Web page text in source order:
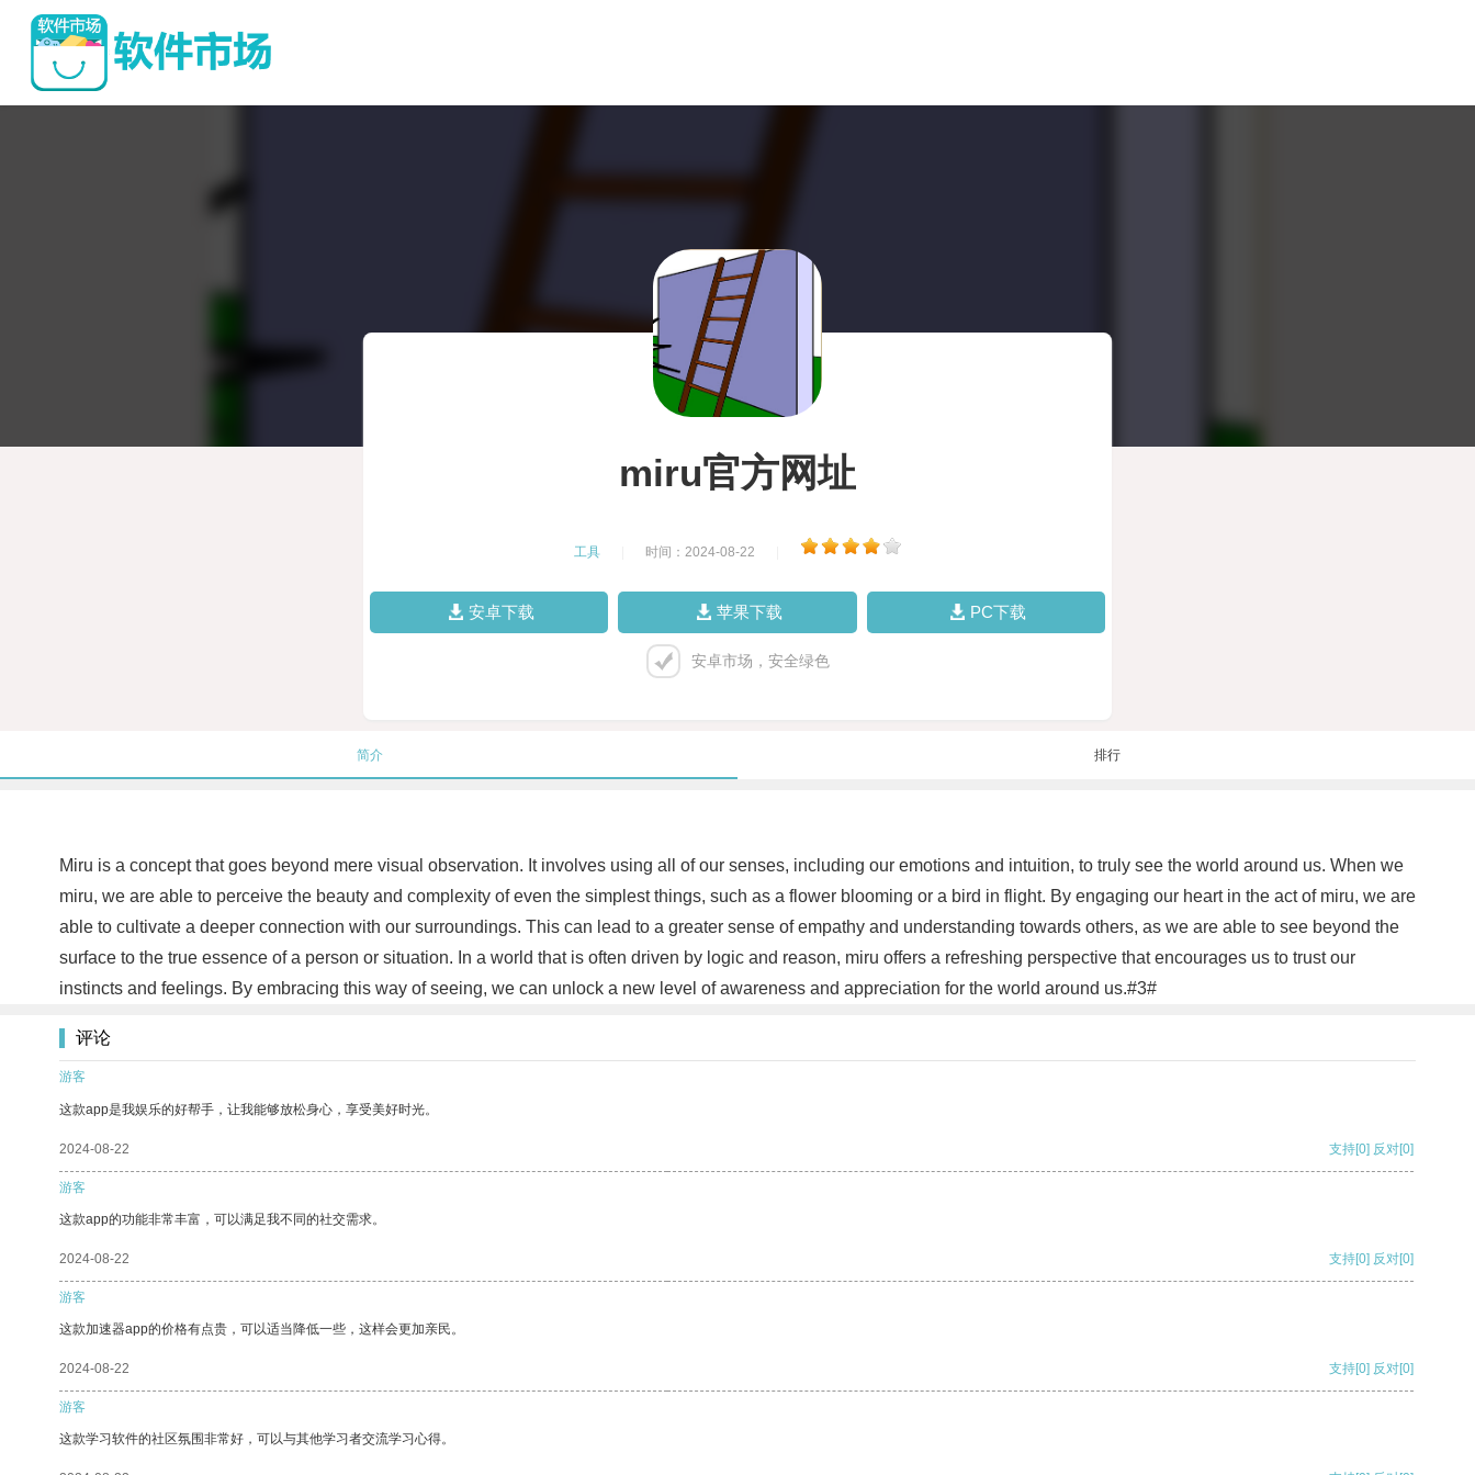
miru官方网址
工具 时间：2024-08-22
安卓下载 苹果下载 PC下载
安卓市场，安全绿色
简介 排行
Miru is a concept that goes beyond mere visual observation. It involves using all of our senses, including our emotions and intuition, to truly see the world around us. When we
miru, we are able to perceive the beauty and complexity of even the simplest things, such as a flower blooming or a bird in flight. By engaging our heart in the act of miru, we are
able to cultivate a deeper connection with our surroundings. This can lead to a greater sense of empathy and understanding towards others, as we are able to see beyond the
surface to the true essence of a person or situation. In a world that is often driven by logic and reason, miru offers a refreshing perspective that encourages us to trust our
instincts and feelings. By embracing this way of seeing, we can unlock a new level of awareness and appreciation for the world around us.#3#
评论
游客
这款app是我娱乐的好帮手，让我能够放松身心，享受美好时光。
2024-08-22 支持[0] 反对[0]
游客
这款app的功能非常丰富，可以满足我不同的社交需求。
2024-08-22 支持[0] 反对[0]
游客
这款加速器app的价格有点贵，可以适当降低一些，这样会更加亲民。
2024-08-22 支持[0] 反对[0]
游客
这款学习软件的社区氛围非常好，可以与其他学习者交流学习心得。